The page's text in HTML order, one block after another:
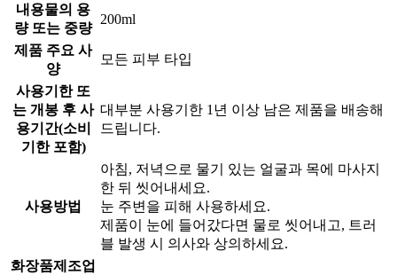
내용물의 용
량 또는 중량
200ml
제품 주요 사
양
모든 피부 타입
사용기한 또
는 개봉 후 사
용기간(소비
기한 포함)
대부분 사용기한 1년 이상 남은 제품을 배송해
드립니다.
사용방법
아침, 저녁으로 물기 있는 얼굴과 목에 마사지
한 뒤 씻어내세요.
눈 주변을 피해 사용하세요.
제품이 눈에 들어갔다면 물로 씻어내고, 트러
블 발생 시 의사와 상의하세요.
화장품제조업